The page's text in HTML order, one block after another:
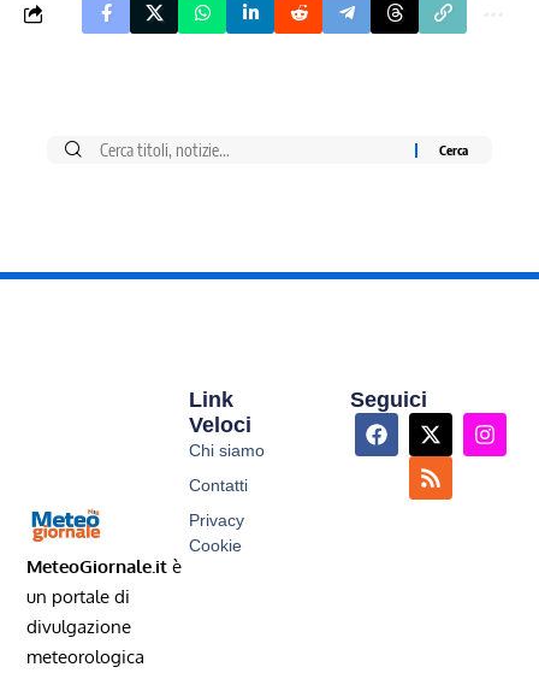
MeteoGiornale.it è
un portale di
divulgazione
meteorologica
Link
Veloci
Chi siamo
Contatti
Privacy
Cookie
Seguici